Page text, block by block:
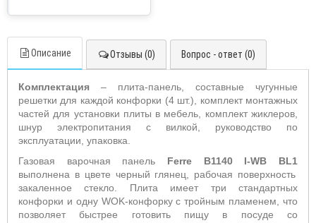
Описание Отзывы (0) Вопрос - ответ (0)
Комплектация – плита-панель, составные чугунные
решетки для каждой конфорки (4 шт.), комплект монтажных
частей для установки плиты в мебель, комплект жиклеров,
шнур электропитания с вилкой, руководство по
эксплуатации, упаковка.
Газовая варочная панель Ferre B1140 I-WB BL1
выполнена в цвете черный глянец, рабочая поверхность
закаленное стекло. Плита имеет три стандартных
конфорки и одну WOK-конфорку с тройным пламенем, что
позволяет быстрее готовить пищу в посуде со